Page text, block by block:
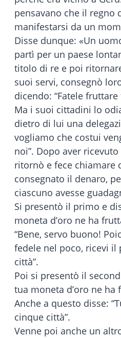
pensavano che il regno
manifestarsi da un
Disse dunque: «Un
partì per un paese
titolo di re e poi
suoi servi, consegnò
dicendo: “Fatele
Ma i suoi cittadini lo
dietro di lui una
vogliamo che costui
noi”. Dopo aver
ritornò e fece chiamare
consegnato il denaro,
ciascuno avesse
Si presentò il primo e
moneta d’oro ne ha
“Bene, servo buono!
fedele nel poco, ricevi il
città”.
Poi si presentò il
tua moneta d’oro ne ha
Anche a questo disse:
cinque città”.
Venne poi anche un